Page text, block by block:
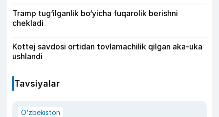
Tramp tug‘ilganlik bo‘yicha fuqarolik berishni
chekladi
Kottej savdosi ortidan tovlamachilik qilgan aka-uka
ushlandi
Tavsiyalar
O‘zbekiston